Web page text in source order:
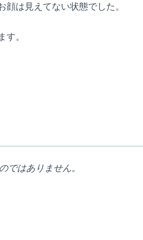
は見えてない状態でした。
。
ではありません。